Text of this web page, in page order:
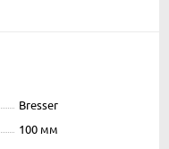
Bresser
100 мм